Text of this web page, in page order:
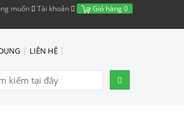
muốn Tài khoản Giỏ hàng0
LIÊN HỆ